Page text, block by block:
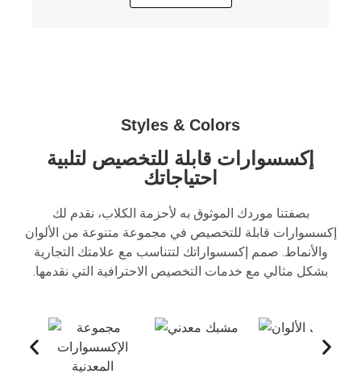
Styles & Colors
إكسسوارات قابلة للتخصيص لتلبية
احتياجاتك
بصفتنا موردك الموثوق به لأحزمة الكلاب، نقدم لك
إكسسوارات قابلة للتخصيص في مجموعة متنوعة من الألوان
والأنماط. صمم إكسسواراتك لتتناسب مع علامتك التجارية
بشكل مثالي مع خدمات التخصيص الاحترافية التي نقدمها.